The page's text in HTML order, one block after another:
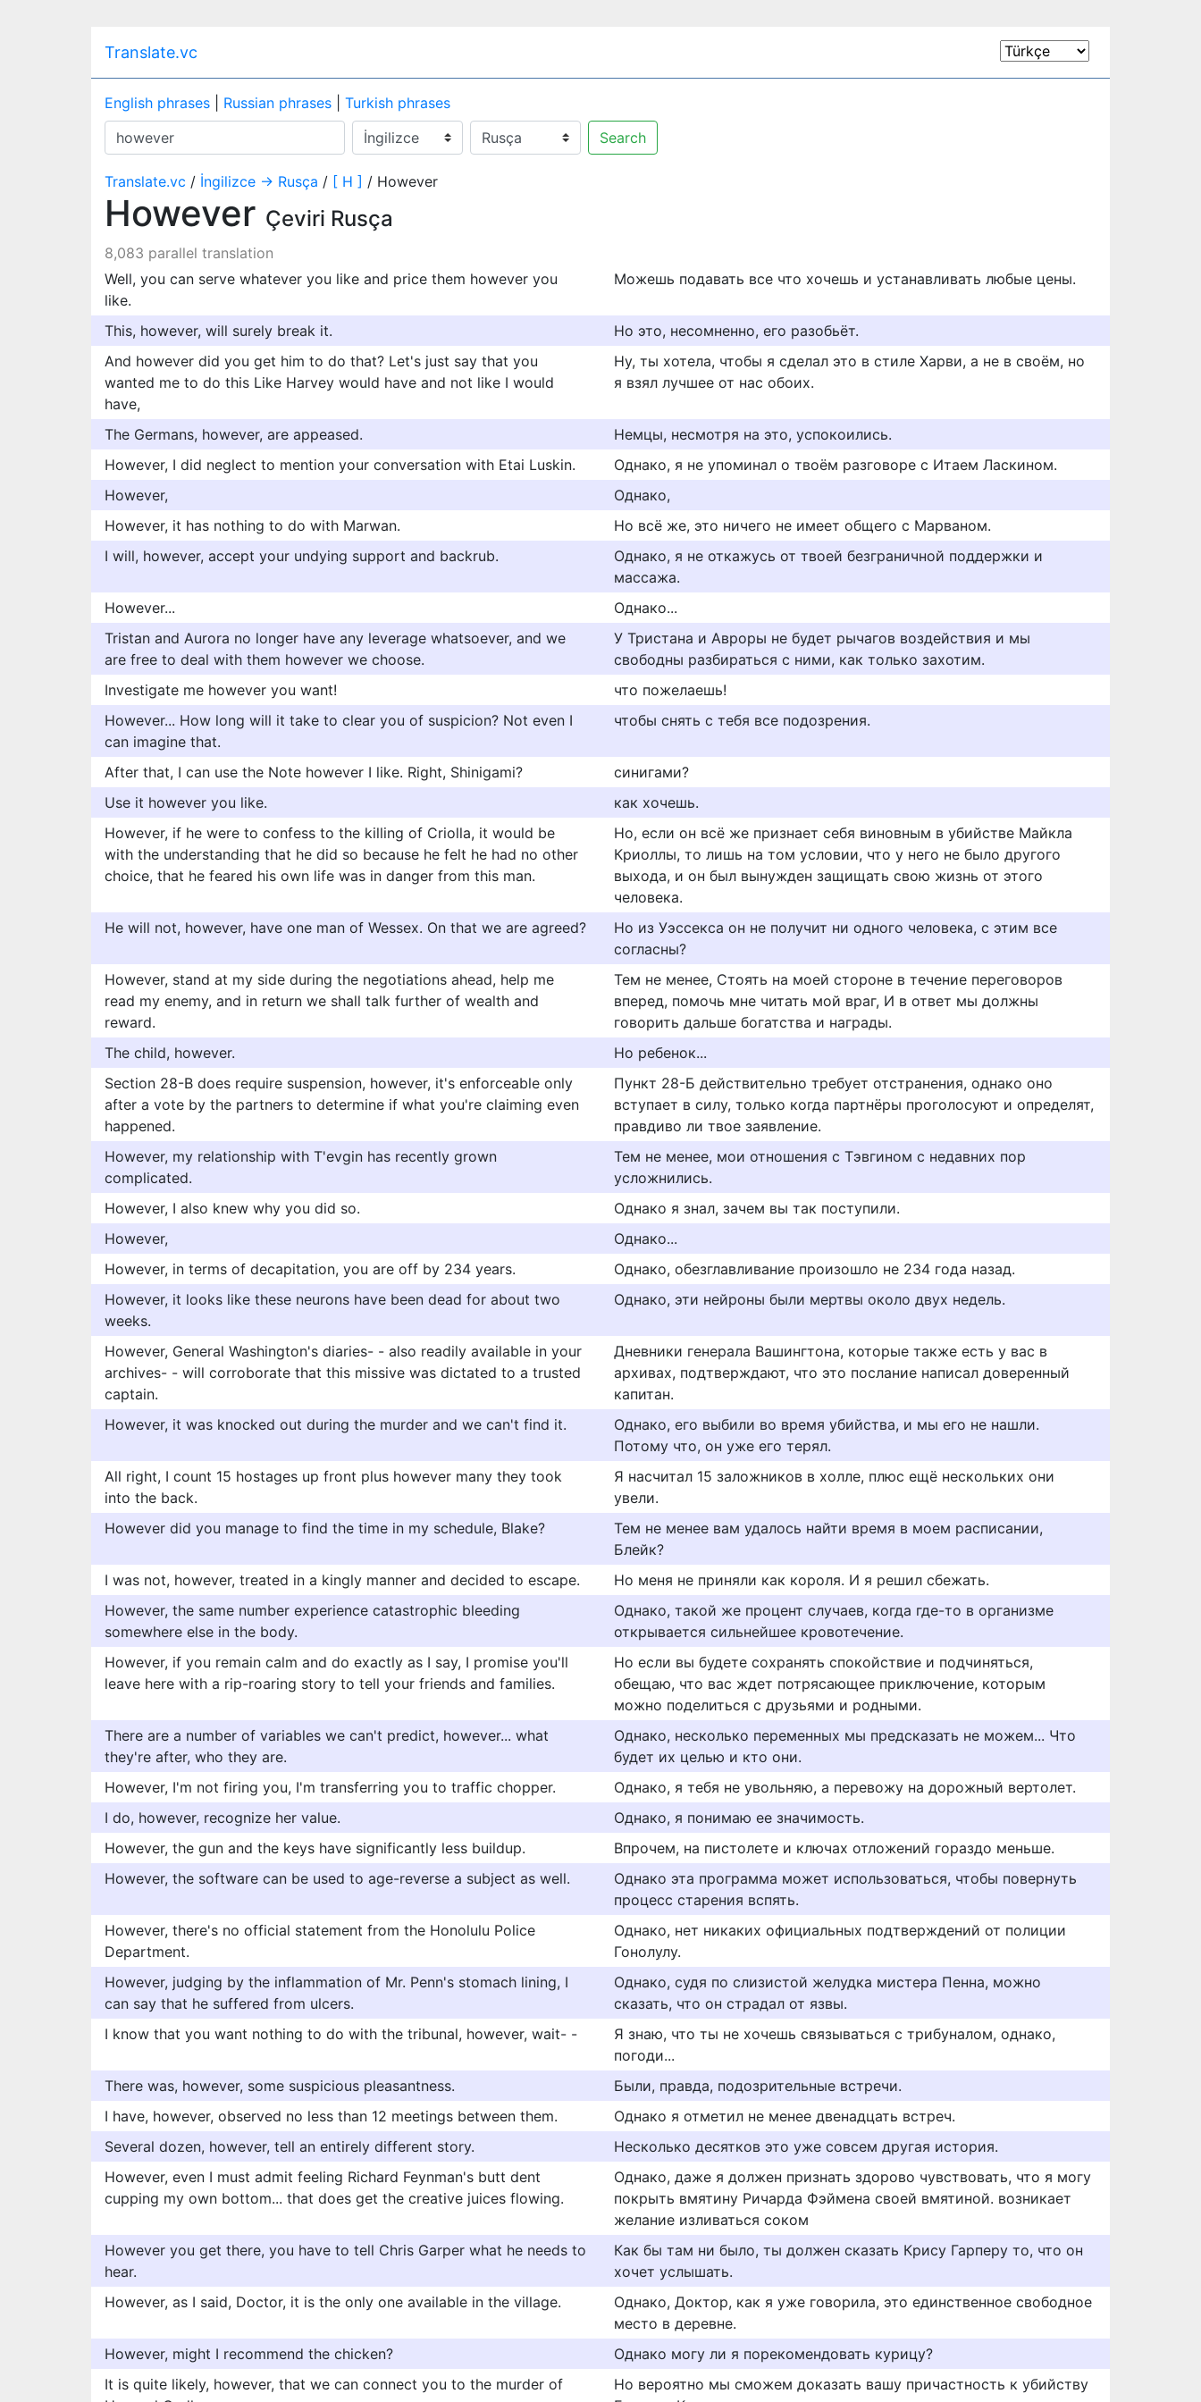
Translate.vc
English phrases Russian phrases
Turkish phrases
Search
Translate.vc / İngilizce → Rusça / [ H ] / However
However Çeviri Rusça
8,083 parallel translation
Well, you can serve whatever you like and price them however you
like.
Можешь подавать все что хочешь и устанавливать любые цены.
This, however, will surely break it.
Но это, несомненно, его разобьёт.
And however did you get him to do that? Let's just say that you
wanted me to do this Like Harvey would have and not like I would
have,
Ну, ты хотела, чтобы я сделал это в стиле Харви, а не в своём, но
я взял лучшее от нас обоих.
The Germans, however, are appeased.
Немцы, несмотря на это, успокоились.
However, I did neglect to mention your conversation with Etai Luskin.
Однако, я не упоминал о твоём разговоре с Итаем Ласкином.
However,
Однако,
However, it has nothing to do with Marwan.
Но всё же, это ничего не имеет общего с Марваном.
I will, however, accept your undying support and backrub.
Однако, я не откажусь от твоей безграничной поддержки и
массажа.
However...
Однако...
Tristan and Aurora no longer have any leverage whatsoever, and we
are free to deal with them however we choose.
У Тристана и Авроры не будет рычагов воздействия и мы
свободны разбираться с ними, как только захотим.
Investigate me however you want!
что пожелаешь!
However... How long will it take to clear you of suspicion? Not even I
can imagine that.
чтобы снять с тебя все подозрения.
After that, I can use the Note however I like. Right, Shinigami?
синигами?
Use it however you like.
как хочешь.
However, if he were to confess to the killing of Criolla, it would be
with the understanding that he did so because he felt he had no other
choice, that he feared his own life was in danger from this man.
Но, если он всё же признает себя виновным в убийстве Майкла
Криоллы, то лишь на том условии, что у него не было другого
выхода, и он был вынужден защищать свою жизнь от этого
человека.
He will not, however, have one man of Wessex. On that we are agreed?
Но из Уэссекса он не получит ни одного человека, с этим все
согласны?
However, stand at my side during the negotiations ahead, help me
read my enemy, and in return we shall talk further of wealth and
reward.
Тем не менее, Стоять на моей стороне в течение переговоров
вперед, помочь мне читать мой враг, И в ответ мы должны
говорить дальше богатства и награды.
The child, however.
Но ребенок...
Section 28-B does require suspension, however, it's enforceable only
after a vote by the partners to determine if what you're claiming even
happened.
Пункт 28-Б действительно требует отстранения, однако оно
вступает в силу, только когда партнёры проголосуют и определят,
правдиво ли твое заявление.
However, my relationship with T'evgin has recently grown
complicated.
Тем не менее, мои отношения с Тэвгином с недавних пор
усложнились.
However, I also knew why you did so.
Однако я знал, зачем вы так поступили.
However,
Однако...
However, in terms of decapitation, you are off by 234 years.
Однако, обезглавливание произошло не 234 года назад.
However, it looks like these neurons have been dead for about two
weeks.
Однако, эти нейроны были мертвы около двух недель.
However, General Washington's diaries- - also readily available in your
archives- - will corroborate that this missive was dictated to a trusted
captain.
Дневники генерала Вашингтона, которые также есть у вас в
архивах, подтверждают, что это послание написал доверенный
капитан.
However, it was knocked out during the murder and we can't find it.
Однако, его выбили во время убийства, и мы его не нашли.
Потому что, он уже его терял.
All right, I count 15 hostages up front plus however many they took
into the back.
Я насчитал 15 заложников в холле, плюс ещё нескольких они
увели.
However did you manage to find the time in my schedule, Blake?
Тем не менее вам удалось найти время в моем расписании,
Блейк?
I was not, however, treated in a kingly manner and decided to escape.
Но меня не приняли как короля. И я решил сбежать.
However, the same number experience catastrophic bleeding
somewhere else in the body.
Однако, такой же процент случаев, когда где-то в организме
открывается сильнейшее кровотечение.
However, if you remain calm and do exactly as I say, I promise you'll
leave here with a rip-roaring story to tell your friends and families.
Но если вы будете сохранять спокойствие и подчиняться,
обещаю, что вас ждет потрясающее приключение, которым
можно поделиться с друзьями и родными.
There are a number of variables we can't predict, however... what
they're after, who they are.
Однако, несколько переменных мы предсказать не можем... Что
будет их целью и кто они.
However, I'm not firing you, I'm transferring you to traffic chopper.
Однако, я тебя не увольняю, а перевожу на дорожный вертолет.
I do, however, recognize her value.
Однако, я понимаю ее значимость.
However, the gun and the keys have significantly less buildup.
Впрочем, на пистолете и ключах отложений гораздо меньше.
However, the software can be used to age-reverse a subject as well.
Однако эта программа может использоваться, чтобы повернуть
процесс старения вспять.
However, there's no official statement from the Honolulu Police
Department.
Однако, нет никаких официальных подтверждений от полиции
Гонолулу.
However, judging by the inflammation of Mr. Penn's stomach lining, I
can say that he suffered from ulcers.
Однако, судя по слизистой желудка мистера Пенна, можно
сказать, что он страдал от язвы.
I know that you want nothing to do with the tribunal, however, wait- -
Я знаю, что ты не хочешь связываться с трибуналом, однако,
погоди...
There was, however, some suspicious pleasantness.
Были, правда, подозрительные встречи.
I have, however, observed no less than 12 meetings between them.
Однако я отметил не менее двенадцать встреч.
Several dozen, however, tell an entirely different story.
Несколько десятков это уже совсем другая история.
However, even I must admit feeling Richard Feynman's butt dent
cupping my own bottom... that does get the creative juices flowing.
Однако, даже я должен признать здорово чувствовать, что я могу
покрыть вмятину Ричарда Фэймена своей вмятиной. возникает
желание изливаться соком
However you get there, you have to tell Chris Garper what he needs to
hear.
Как бы там ни было, ты должен сказать Крису Гарперу то, что он
хочет услышать.
However, as I said, Doctor, it is the only one available in the village.
Однако, Доктор, как я уже говорила, это единственное свободное
место в деревне.
However, might I recommend the chicken?
Однако могу ли я порекомендовать курицу?
It is quite likely, however, that we can connect you to the murder of
Но вероятно мы сможем доказать вашу причастность к убийству